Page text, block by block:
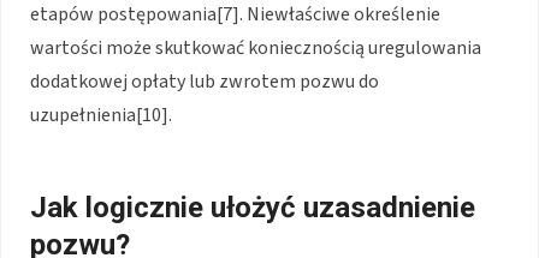
etapów postępowania[7]. Niewłaściwe określenie
wartości może skutkować koniecznością uregulowania
dodatkowej opłaty lub zwrotem pozwu do
uzupełnienia[10].
Jak logicznie ułożyć uzasadnienie
pozwu?